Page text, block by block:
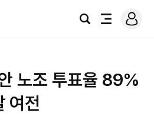
검
전
로
그
노조 투표율 89%
여전